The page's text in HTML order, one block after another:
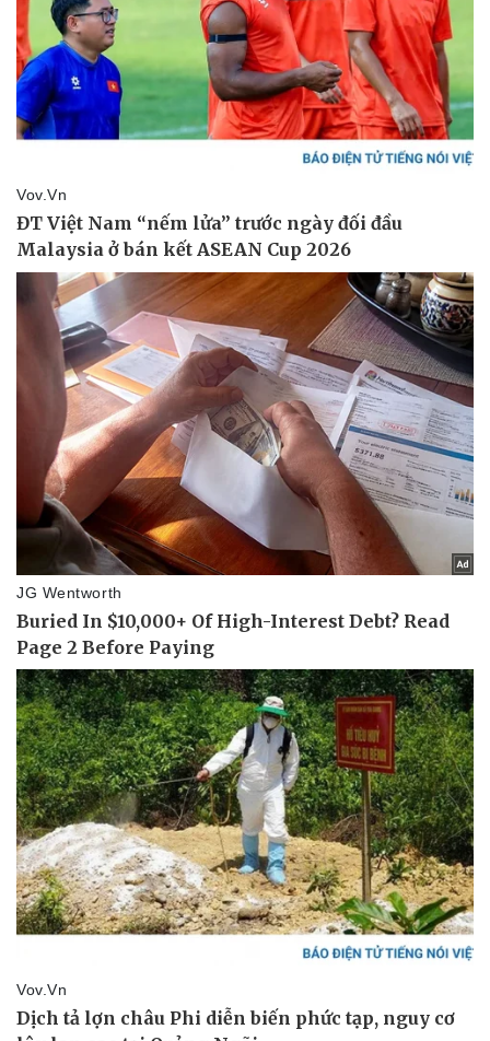
Vụ án
Tin nóng
Tư vấn luật
Quân sự - Quốc phòng
Việt Nam
Phân tích